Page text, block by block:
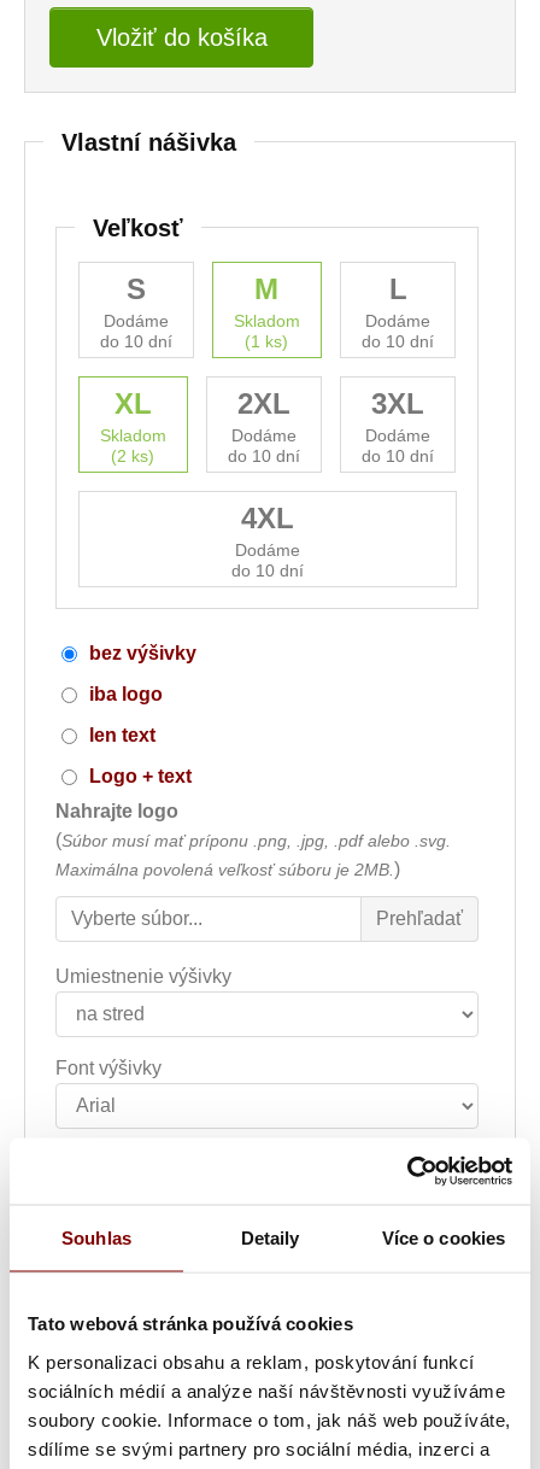
Souhlas Detaily Více o cookies
Tato webová stránka používá cookies
K personalizaci obsahu a reklam, poskytování funkcí
sociálních médií a analýze naší návštěvnosti využíváme
soubory cookie. Informace o tom, jak náš web používáte,
sdílíme se svými partnery pro sociální média, inzerci a
Vložiť do košíka
Vlastní nášivka
Veľkosť
S
Dodáme
do 10 dní
M
Skladom
(1 ks)
L
Dodáme
do 10 dní
XL
Skladom
(2 ks)
2XL
Dodáme
do 10 dní
3XL
Dodáme
do 10 dní
4XL
Dodáme
do 10 dní
bez výšivky
iba logo
len text
Logo + text
Nahrajte logo
(Súbor musí mať príponu .png, .jpg, .pdf alebo .svg.
Maximálna povolená veľkosť súboru je 2MB. )
Umiestnenie výšivky
Font výšivky
Šírka nápisu alebo loga
Poznámka k výšivke